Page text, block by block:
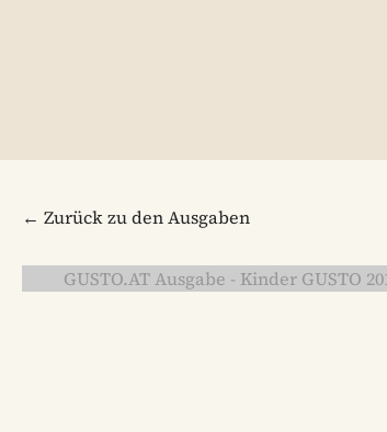
← Zurück zu den Ausgaben
GUSTO.AT Ausgabe - Kinder GUSTO